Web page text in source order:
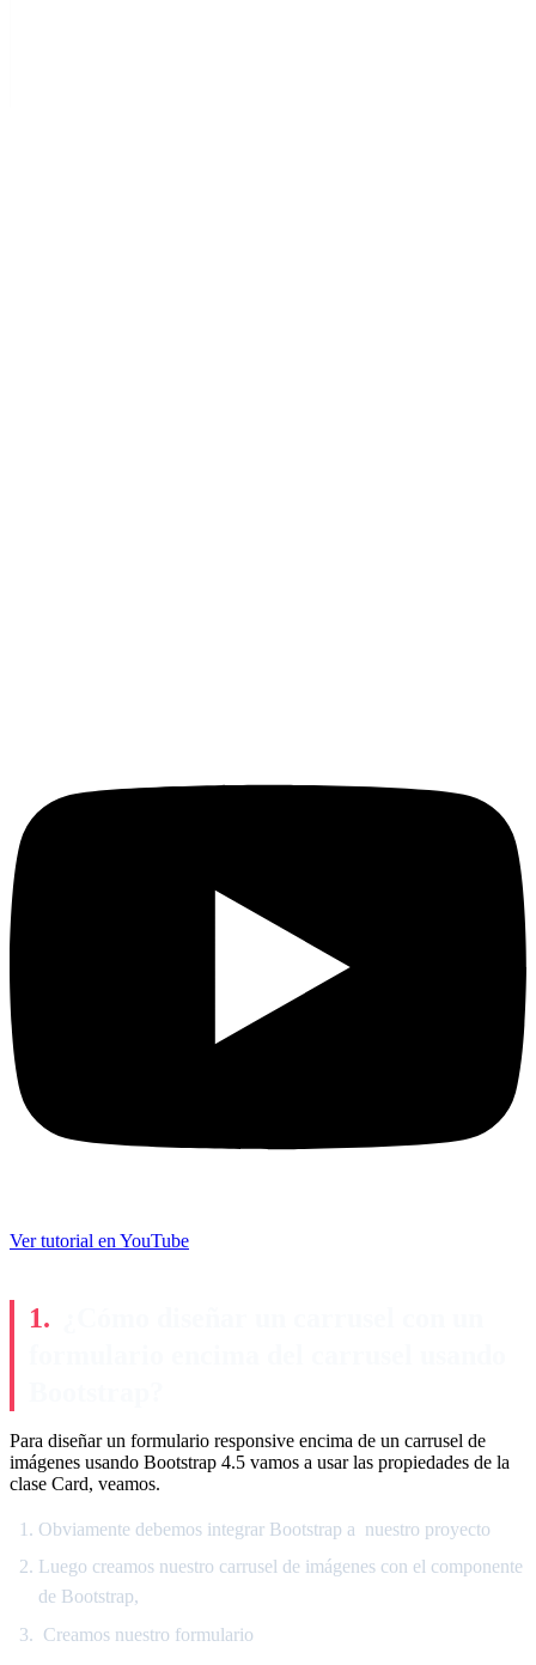
Ver tutorial en YouTube
Para diseñar un formulario responsive encima de un carrusel de
imágenes usando Bootstrap 4.5 vamos a usar las propiedades de la
clase Card, veamos.
Obviamente debemos integrar Bootstrap a nuestro proyecto
Luego creamos nuestro carrusel de imágenes con el componente
de Bootstrap,
Creamos nuestro formulario